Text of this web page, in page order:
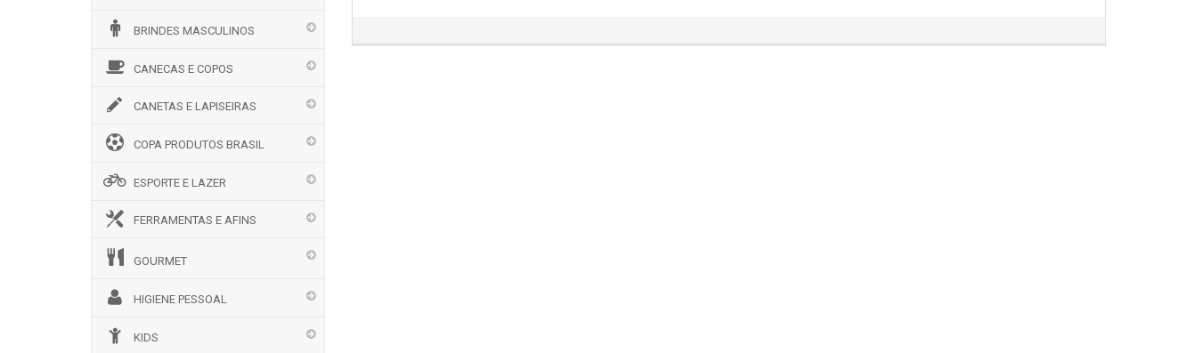
BRINDES MASCULINOS
CANECAS E COPOS
CANETAS E LAPISEIRAS
COPA PRODUTOS BRASIL
ESPORTE E LAZER
FERRAMENTAS E AFINS
GOURMET
HIGIENE PESSOAL
KIDS